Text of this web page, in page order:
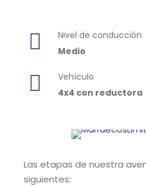
Nivel de conducción
Medio
Vehículo
4x4 con reductora
Las etapas de nuestra
siguientes: